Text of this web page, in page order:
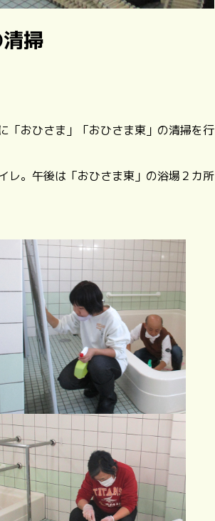
掃
「おひさま」「おひさま東」の清掃を行
レ。午後は「おひさま東」の浴場２カ所